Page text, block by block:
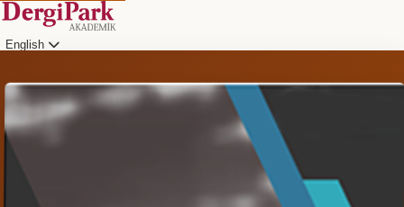
English